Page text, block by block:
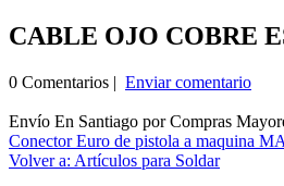
CABLE OJO COBRE
0 Comentarios | Enviar comentario
Envío En Santiago por Compras
Conector Euro de pistola a maquina
Volver a: Artículos para Soldar